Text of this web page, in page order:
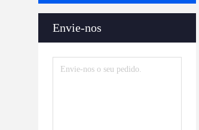
Envie-nos